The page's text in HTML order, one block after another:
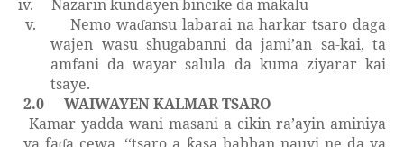
iv.
Nazarin kundayen bincike da maƙalu
v.
Nemo waɗansu labarai na harkar tsaro daga
wajen wasu shugabanni da jami’an sa-kai, ta
amfani da wayar salula da kuma ziyarar kai
tsaye.
2.0
WAIWAYEN KALMAR TSARO
Kamar yadda wani masani a cikin ra’ayin aminiya
ɗ